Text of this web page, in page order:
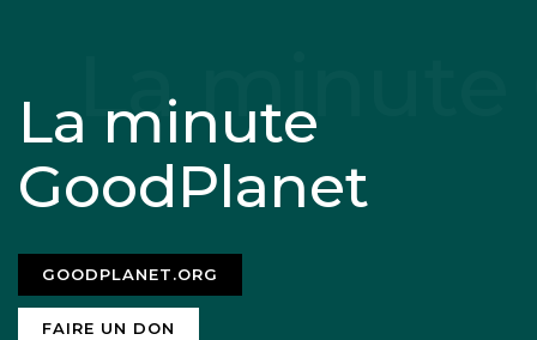
La minute
GoodPlanet
GOODPLANET.ORG
FAIRE UN DON